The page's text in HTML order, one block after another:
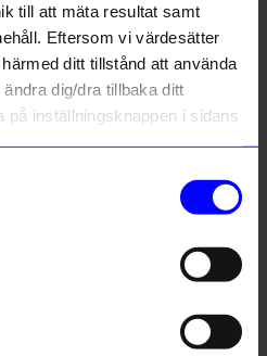
till att mäta resultat samt
Eftersom vi värdesätter
ditt tillstånd att använda
dig/dra tillbaka ditt
inställningsknappen i sidans
även